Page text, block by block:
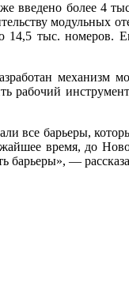
введено более 4
модульных
14,5 тыс. номеров.
механизм
рабочий
все барьеры,
время, до
барьеры», —